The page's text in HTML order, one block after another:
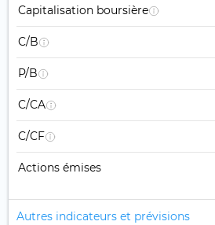
Capitalisation boursière
C/B
P/B
C/CA
C/CF
Actions émises
Autres indicateurs et prévisions